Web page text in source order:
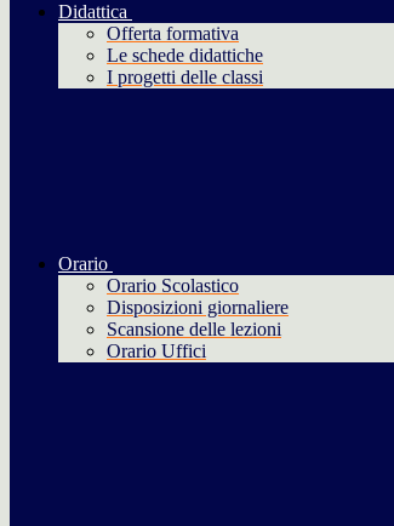
Didattica
Offerta formativa
Le schede didattiche
I progetti delle classi
Orario
Orario Scolastico
Disposizioni giornaliere
Scansione delle lezioni
Orario Uffici